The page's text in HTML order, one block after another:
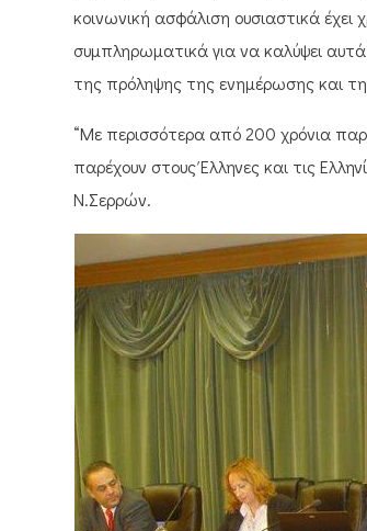
κοινωνική ασφάλιση ουσιαστικά έχει
συμπληρωματικά για να καλύψει
της πρόληψης της ενημέρωσης και
“Με περισσότερα από 200 χρόνια
παρέχουν στους Έλληνες και τις
Ν.Σερρών.